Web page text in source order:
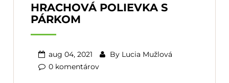
HRACHOVÁ POLIEVKA S
PÁRKOM
aug 04, 2021 By Lucia Mužlová
0 komentárov